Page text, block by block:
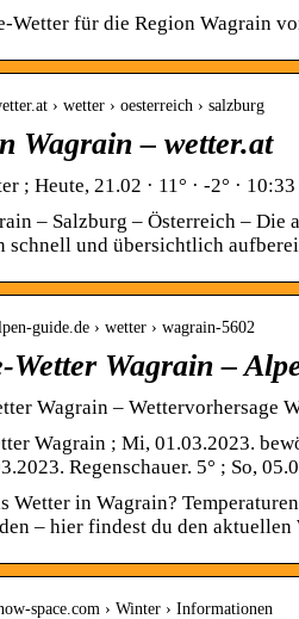
Wetter für die Region Wagrain
› wetter › oesterreich › salzburg
Wagrain – wetter.at
; Heute, 21.02 · 11° · -2° ·
– Salzburg – Österreich –
schnell und übersichtlich
guide.de › wetter › wagrain-5602
Wetter Wagrain –
Wagrain – Wettervorhersage
Wagrain ; Mi, 01.03.2023.
Regenschauer. 5° ; So,
Wetter in Wagrain?
– hier findest du den
space.com › Winter › Informationen